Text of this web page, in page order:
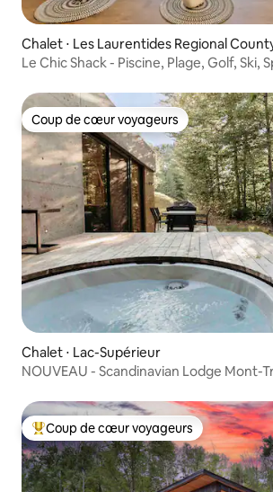
Chalet ⋅ Les Laurentides Regional
nicipality
Le Chic Shack - Piscine, Plage, Golf, Ski,
Coup de cœur voyageurs
Coup de cœur voyageurs
Chalet ⋅ Lac-Supérieur
NOUVEAU - Scandinavian Lodge Mont-
Coups de cœur voyageurs les plus
Coup de cœur voyageurs